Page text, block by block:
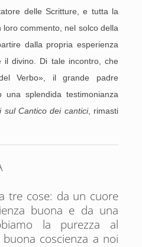
delle Scritture, e tutta la
commento, nel solco della
dalla propria esperienza
il divino. Di tale incontro, che
Verbo», il grande padre
splendida testimonianza
sul Cantico dei cantici, rimasti
tre cose: da un cuore
buona e da una
la purezza al
coscienza a noi